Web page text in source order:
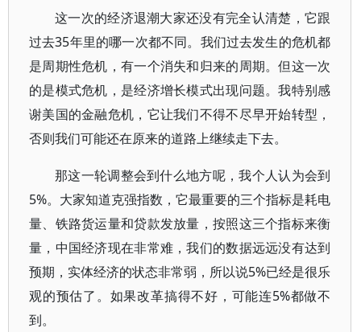
这一次的经济退潮大家还没有完全认清楚，它跟
过去35年里的哪一次都不同。我们过去发生的危机都
是周期性危机，有一个消失和归来的周期。但这一次
的是模式危机，是经济增长模式出现问题。我特别感
谢美国的金融危机，它让我们不得不尽早开始转型，
否则我们可能还在原来的道路上继续走下去。
那这一轮调整会到什么地方呢，我个人认为会到
5%。大家知道克强指数，它最重要的三个指标是耗电
量、铁路货运量和贷款发放量，按照这三个指标来衡
量，中国经济现在非常难，我们的数据远远没有达到
预期，实体经济的状态非常弱，所以说5%已经是很乐
观的预估了。如果改革搞得不好，可能连5%都做不
到。